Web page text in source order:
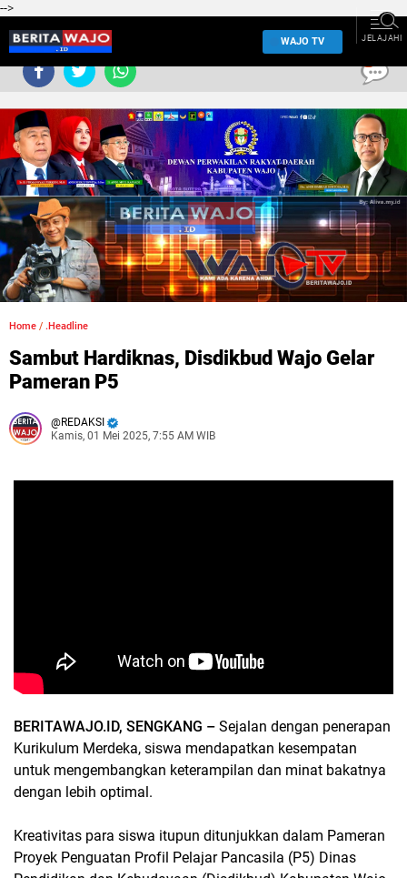
-->
WAJO TV JELAJAHI
Home / .Headline
Sambut Hardiknas, Disdikbud Wajo Gelar
Pameran P5
REDAKSI
Kamis, 01 Mei 2025, 7:55 AM WIB
BERITAWAJO.ID, SENGKANG – Sejalan dengan penerapan
Kurikulum Merdeka, siswa mendapatkan kesempatan
untuk mengembangkan keterampilan dan minat bakatnya
dengan lebih optimal.
Kreativitas para siswa itupun ditunjukkan dalam Pameran
Proyek Penguatan Profil Pelajar Pancasila (P5) Dinas